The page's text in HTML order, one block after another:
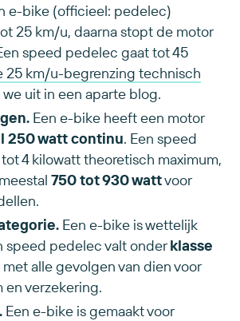
e-bike (officieel: pedelec)
25 km/u, daarna stopt de motor
speed pedelec gaat tot 45
25 km/u-begrenzing technisch
we uit in een aparte blog.
Een e-bike heeft een motor
250 watt continu. Een speed
4 kilowatt theoretisch maximum,
750 tot 930 wattvoor
Een e-bike is wettelijk
speed pedelec valt onderklasse
alle gevolgen van dien voor
en verzekering.
Een e-bike is gemaakt voor